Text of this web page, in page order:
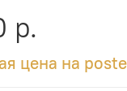
р.
цена на